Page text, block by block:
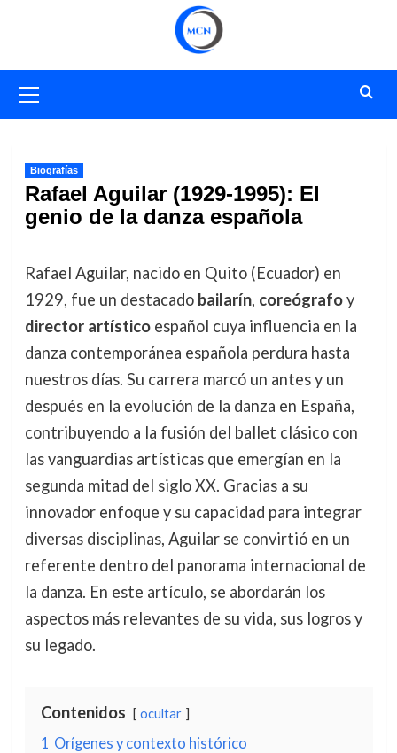
primario
Biografías
Rafael Aguilar (1929-1995): El
genio de la danza española
Rafael Aguilar, nacido en Quito (Ecuador) en
1929, fue un destacado bailarín, coreógrafoy
director artísticoespañol cuya influencia en la
danza contemporánea española perdura hasta
nuestros días. Su carrera marcó un antes y un
después en la evolución de la danza en España,
contribuyendo a la fusión del ballet clásico con
las vanguardias artísticas que emergían en la
segunda mitad del siglo XX. Gracias a su
innovador enfoque y su capacidad para integrar
diversas disciplinas, Aguilar se convirtió en un
referente dentro del panorama internacional de
la danza. En este artículo, se abordarán los
aspectos más relevantes de su vida, sus logros y
su legado.
Contenidos ocultar
1 Orígenes y contexto histórico